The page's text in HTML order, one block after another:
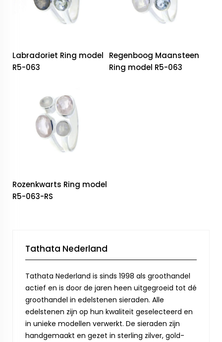
Labradoriet Ring model
R5-063
Regenboog Maansteen
Ring model R5-063
Rozenkwarts Ring model
R5-063-RS
Tathata Nederland
Tathata Nederland is sinds 1998 als groothandel
actief en is door de jaren heen uitgegroeid tot dé
groothandel in edelstenen sieraden. Alle
edelstenen zijn op hun kwaliteit geselecteerd en
in unieke modellen verwerkt. De sieraden zijn
handgemaakt en gezet in sterling zilver, gold-